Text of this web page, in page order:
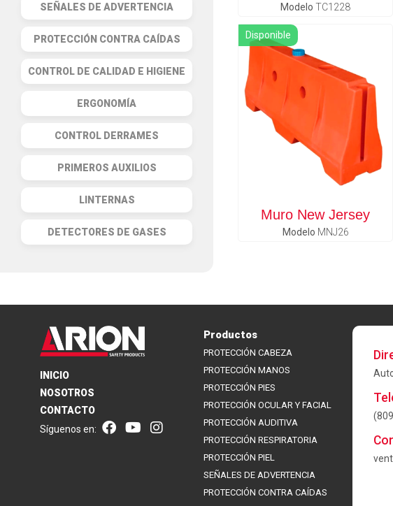
SEÑALES DE ADVERTENCIA
PROTECCIÓN CONTRA CAÍDAS
CONTROL DE CALIDAD E HIGIENE
ERGONOMÍA
CONTROL DERRAMES
PRIMEROS AUXILIOS
LINTERNAS
DETECTORES DE GASES
ModeloTC1228
Disponible
Muro New Jersey
Modelo MNJ26
INICIO
NOSOTROS
CONTACTO
Síguenos en:
Productos
PROTECCIÓN CABEZA
PROTECCIÓN MANOS
PROTECCIÓN PIES
PROTECCIÓN OCULAR Y FACIAL
PROTECCIÓN AUDITIVA
PROTECCIÓN RESPIRATORIA
PROTECCIÓN PIEL
SEÑALES DE ADVERTENCIA
PROTECCIÓN CONTRA CAÍDAS